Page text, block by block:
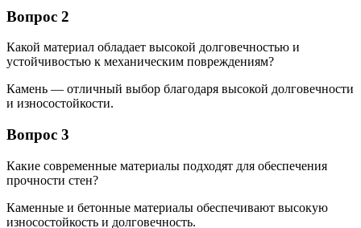
Вопрос 2
Какой материал обладает высокой долговечностью и
устойчивостью к механическим повреждениям?
Камень — отличный выбор благодаря высокой долговечности
и износостойкости.
Вопрос 3
Какие современные материалы подходят для обеспечения
прочности стен?
Каменные и бетонные материалы обеспечивают высокую
износостойкость и долговечность.